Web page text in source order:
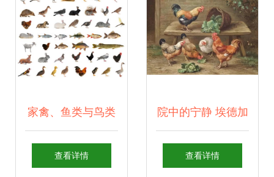
家禽、鱼类与鸟类
48种动物的趣味知
查看详情
院中的宁静 埃德加
·亨特笔下的家禽世
查看详情